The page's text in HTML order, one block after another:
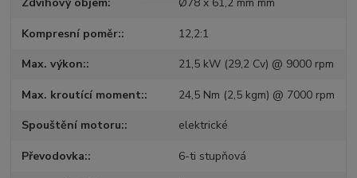
Zdvihový objem Ø78 x 61,2 mm mm
Kompresní poměr: 12,2:1
Max. výkon: 21,5 kW (29,2 Cv) @ 9000 rpm
Max. kroutící moment: 24,5 Nm (2,5 kgm) @ 7000 rpm
Spouštění motoru: elektrické
Převodovka: 6-ti stupňová